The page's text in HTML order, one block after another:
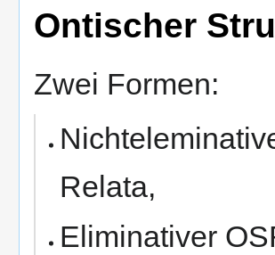
Ontischer
Zwei Formen:
Relata,
Eliminativer